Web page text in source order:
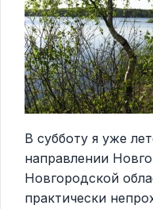
В субботу я уже
направлении
Новгородской
практически